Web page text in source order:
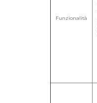
Funzionalità